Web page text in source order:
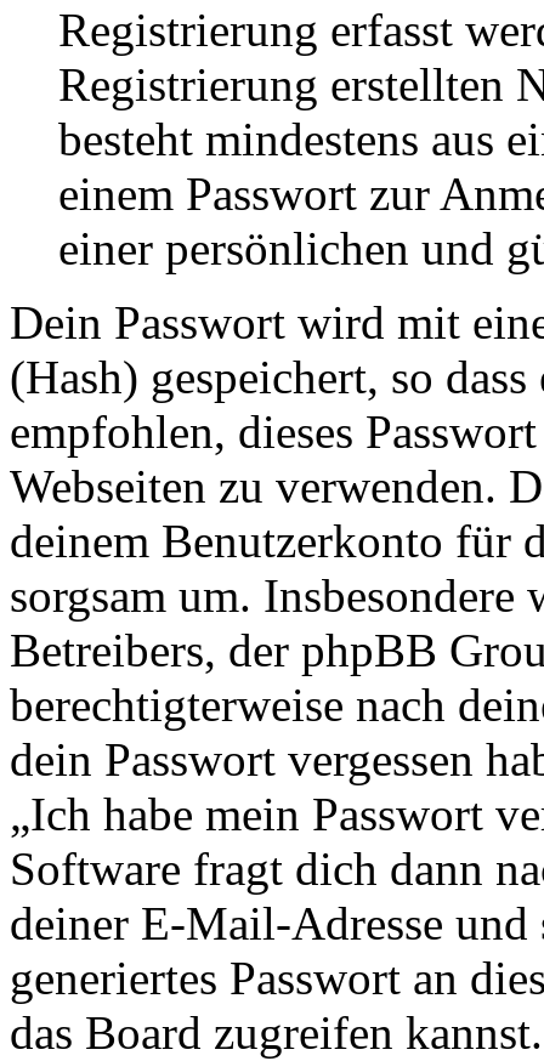
Registrierung erfasst
Registrierung erstellten
besteht mindestens aus
einem Passwort zur
einer persönlichen und
Dein Passwort wird mit
(Hash) gespeichert, so
empfohlen, dieses
Webseiten zu verwenden.
deinem Benutzerkonto für
sorgsam um.
Betreibers, der phpBB
berechtigterweise nach
dein Passwort vergessen
„Ich habe mein Passwort
Software fragt dich dann
deiner E-Mail-Adresse und
generiertes Passwort an
das Board zugreifen kannst.